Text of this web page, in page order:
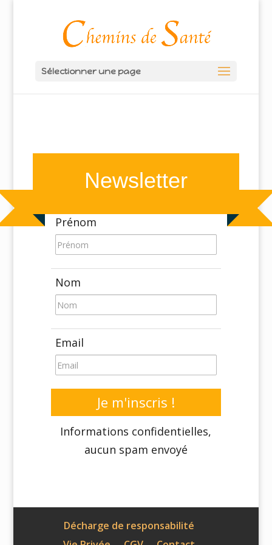
Sélectionner une page
Newsletter
Prénom
Nom
Email
Je m'inscris !
Informations confidentielles,
aucun spam envoyé
Décharge de responsabilité